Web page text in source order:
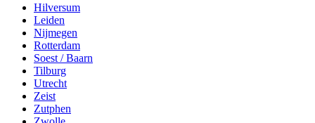
Hilversum
Leiden
Nijmegen
Rotterdam
Soest / Baarn
Tilburg
Utrecht
Zeist
Zutphen